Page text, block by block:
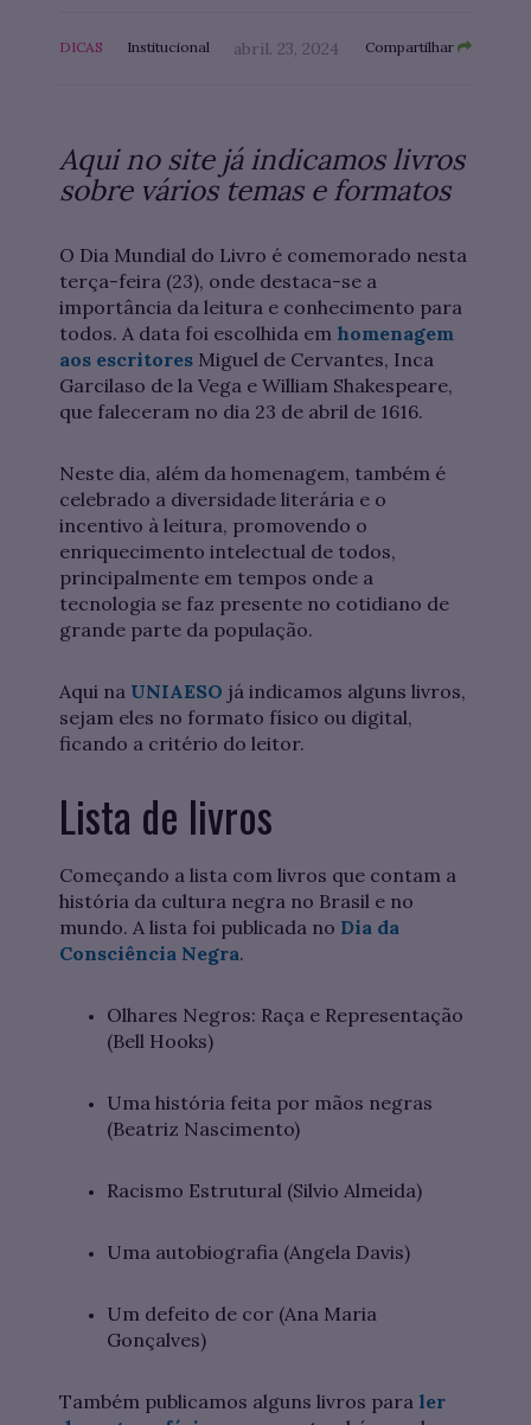
DICAS Institucional abril. 23, 2024 Compartilhar
Aqui no site já indicamos livros
sobre vários temas e formatos
O Dia Mundial do Livro é comemorado nesta
terça-feira (23), onde destaca-se a
importância da leitura e conhecimento para
todos. A data foi escolhida em homenagem
aos escritores Miguel de Cervantes, Inca
Garcilaso de la Vega e William Shakespeare,
que faleceram no dia 23 de abril de 1616.
Neste dia, além da homenagem, também é
celebrado a diversidade literária e o
incentivo à leitura, promovendo o
enriquecimento intelectual de todos,
principalmente em tempos onde a
tecnologia se faz presente no cotidiano de
grande parte da população.
Aqui na UNIAESO já indicamos alguns livros,
sejam eles no formato físico ou digital,
ficando a critério do leitor.
Lista de livros
Começando a lista com livros que contam a
história da cultura negra no Brasil e no
mundo. A lista foi publicada no Dia da
Consciência Negra.
Olhares Negros: Raça e Representação
(Bell Hooks)
Uma história feita por mãos negras
(Beatriz Nascimento)
Racismo Estrutural (Silvio Almeida)
Uma autobiografia (Angela Davis)
Um defeito de cor (Ana Maria
Gonçalves)
Também publicamos alguns livros para ler